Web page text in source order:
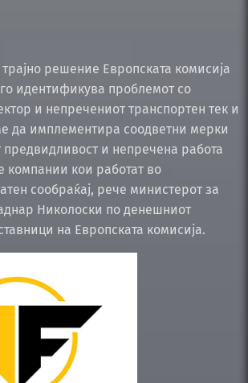
решение Европската комисија
идентификува проблемот со
и непречениот транспортен тек и
да имплементира соодветни мерки
предвидливост и непречена работа
компании кои работат во
сообраќај, рече министерот за
Николоски по денешниот
на Европската комисија.